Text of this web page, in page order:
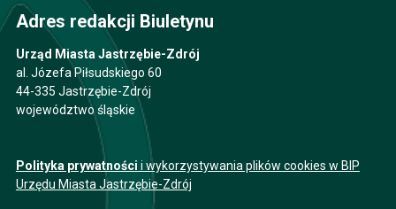
Adres redakcji Biuletynu
Urząd Miasta Jastrzębie-Zdrój
al. Józefa Piłsudskiego 60
44-335 Jastrzębie-Zdrój
województwo śląskie
Polityka prywatności i wykorzystywania plików cookies w BIP
Urzędu Miasta Jastrzębie-Zdrój